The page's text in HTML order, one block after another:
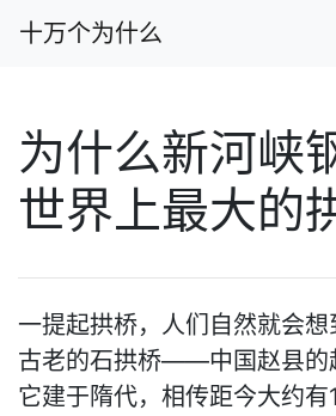
十万个为什么
为什么新河峡
世界上最大的
一提起拱桥，人们自然就会
古老的石拱桥——中国赵县的
它建于隋代，相传距今大约